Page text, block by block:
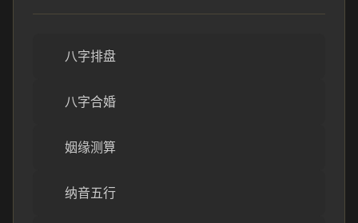
八字排盘
八字合婚
姻缘测算
纳音五行